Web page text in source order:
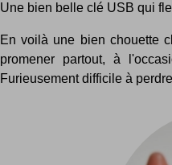
Une bien belle clé USB qui
En voilà une bien chouette
promener partout, à
Furieusement difficile à